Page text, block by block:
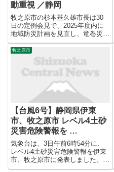
動重視 ／静岡
牧之原市の杉本基久雄市長は30
日の定例会見で、2025年度内に
地域防災計画を見直し、竜巻災害
の経験を踏まえた改訂版を作成す
ることを明らかにした。発災直後
の被害状況の把握、とりわけ住民
の安否確認など初動体制に課題を
残したとして、県警や消防との...
牧之原市
【台風6号】静岡県伊東
市、牧之原市 レベル4土砂
災害危険警報を …
気象台は、3日午前6時54分に、
レベル4土砂災害危険警報を伊東
市、牧之原市に発表しました。
中部、伊豆、西部では、土砂災害